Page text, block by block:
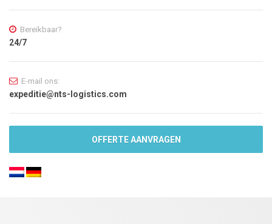
Bereikbaar?
24/7
E-mail ons:
expeditie@nts-logistics.com
OFFERTE AANVRAGEN